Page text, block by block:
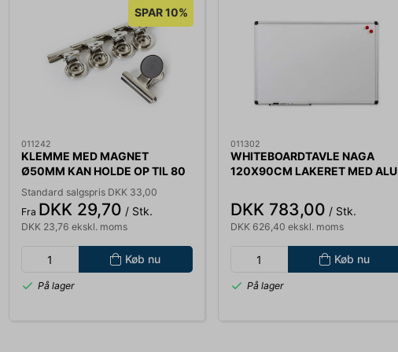
SPAR 10%
011242
KLEMME MED MAGNET
Ø50MM KAN HOLDE OP TIL 80
ARK 80GR. PAPIR 781515
Standard salgspris DKK 33,00
Fra DKK 29,70 / Stk.
DKK 23,76 ekskl. moms
Køb nu
På lager
011302
WHITEBOARDTAVLE NAGA
120X90CM LAKERET MED ALU
PENNEHYLDE, 1 MARKER OG 2
MAGNET.
DKK 783,00 / Stk.
DKK 626,40 ekskl. moms
Køb nu
På lager